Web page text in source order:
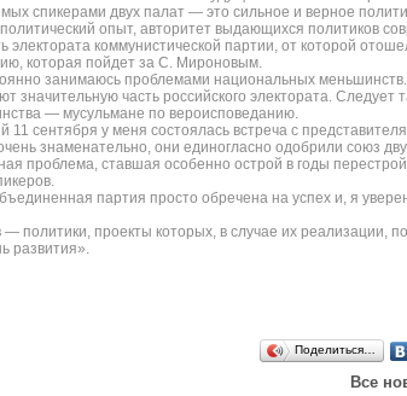
спикерами двух палат — это сильное и верное
опыт, авторитет выдающихся политиков
электората коммунистической партии, от которой
которая пойдет за С. Мироновым.
занимаюсь проблемами национальных
значительную часть российского электората. Следует
— мусульмане по вероисповеданию.
11 сентября у меня состоялась встреча с
знаменательно, они единогласно одобрили союз
проблема, ставшая особенно острой в годы
партия просто обречена на успех и, я
политики, проекты которых, в случае их реализации,
развития».
Поделиться…
Все